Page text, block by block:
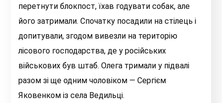
перетнути блокпост, їхав годувати собак, але
його затримали. Спочатку посадили на стілець і
допитували, згодом вивезли на територію
лісового господарства, де у російських
військових був штаб. Олега тримали у підвалі
разом зі ще одним чоловіком — Сергієм
Яковенком із села Ведильці.